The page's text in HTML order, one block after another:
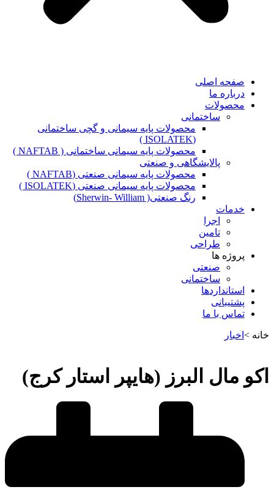
صفحه اصلی
درباره ما
محصولات
ساختمانی
محصولات پایه سیمانی و گچی ساختمانی
(ISOLATEK )
محصولات پایه سیمانی ساختمانی ( NAFTAB )
پالایشگاهی و صنعتی
محصولات پایه سیمانی صنعتی (NAFTAB )
محصولات پایه سیمانی صنعتی (ISOLATEK )
رنگ صنعتی( Sherwin- William)
خدمات
اجرا
تامین
طراحی
پروژه ها
صنعتی
ساختمانی
استانداردها
پشتیبانی
تماس با ما
خانه > اخبار
اکو مال البرز (هایپر استار کرج)